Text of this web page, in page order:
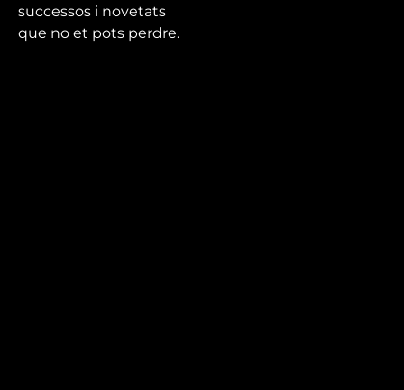
successos i novetats
que no et pots perdre.